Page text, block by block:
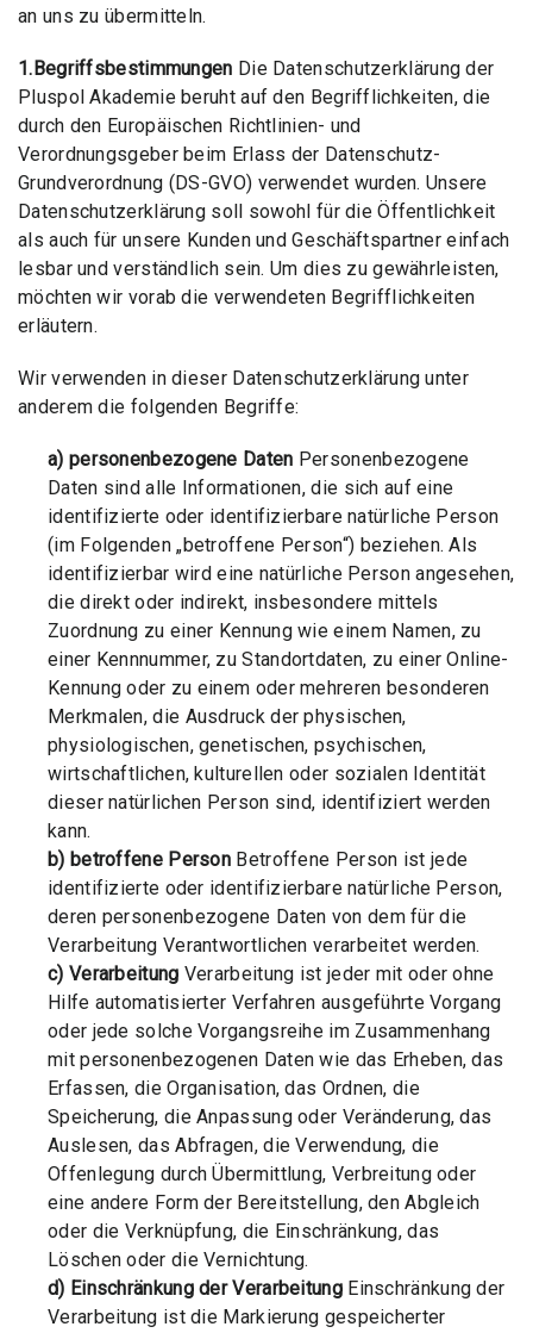
an uns zu übermitteln.
1.Begriffsbestimmungen Die Datenschutzerklärung der
Pluspol Akademie beruht auf den Begrifflichkeiten, die
durch den Europäischen Richtlinien- und
Verordnungsgeber beim Erlass der Datenschutz-
Grundverordnung (DS-GVO) verwendet wurden. Unsere
Datenschutzerklärung soll sowohl für die Öffentlichkeit
als auch für unsere Kunden und Geschäftspartner einfach
lesbar und verständlich sein. Um dies zu gewährleisten,
möchten wir vorab die verwendeten Begrifflichkeiten
erläutern.
Wir verwenden in dieser Datenschutzerklärung unter
anderem die folgenden Begriffe:
a) personenbezogene Daten Personenbezogene
Daten sind alle Informationen, die sich auf eine
identifizierte oder identifizierbare natürliche Person
(im Folgenden „betroffene Person“) beziehen. Als
identifizierbar wird eine natürliche Person angesehen,
die direkt oder indirekt, insbesondere mittels
Zuordnung zu einer Kennung wie einem Namen, zu
einer Kennnummer, zu Standortdaten, zu einer Online-
Kennung oder zu einem oder mehreren besonderen
Merkmalen, die Ausdruck der physischen,
physiologischen, genetischen, psychischen,
wirtschaftlichen, kulturellen oder sozialen Identität
dieser natürlichen Person sind, identifiziert werden
kann.
b) betroffene Person Betroffene Person ist jede
identifizierte oder identifizierbare natürliche Person,
deren personenbezogene Daten von dem für die
Verarbeitung Verantwortlichen verarbeitet werden.
c) Verarbeitung Verarbeitung ist jeder mit oder ohne
Hilfe automatisierter Verfahren ausgeführte Vorgang
oder jede solche Vorgangsreihe im Zusammenhang
mit personenbezogenen Daten wie das Erheben, das
Erfassen, die Organisation, das Ordnen, die
Speicherung, die Anpassung oder Veränderung, das
Auslesen, das Abfragen, die Verwendung, die
Offenlegung durch Übermittlung, Verbreitung oder
eine andere Form der Bereitstellung, den Abgleich
oder die Verknüpfung, die Einschränkung, das
Löschen oder die Vernichtung.
d) Einschränkung der VerarbeitungEinschränkung der
Verarbeitung ist die Markierung gespeicherter